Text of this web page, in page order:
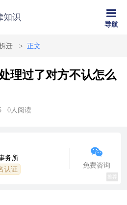
知识
导航
迁 正文
理过了对方不认怎么
0人阅读
务所
认证
免费咨询